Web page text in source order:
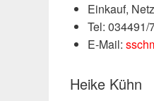
Einkauf,
Tel: 034491/
E-Mail:
Heike Kühn